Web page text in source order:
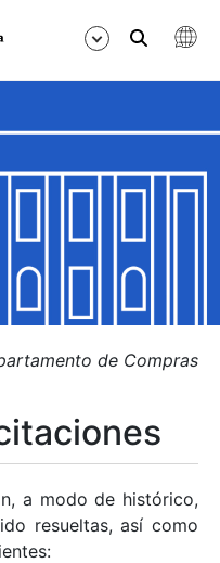
de Compras
a modo de histórico,
resueltas, así como